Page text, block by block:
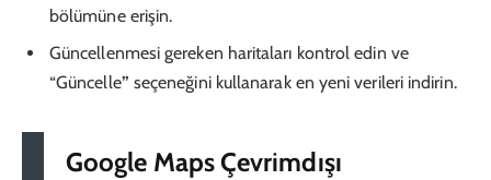
bölümüne erişin.
Güncellenmesi gereken haritaları kontrol edin ve
“Güncelle” seçeneğini kullanarak en yeni verileri indirin.
Google Maps Çevrimdışı